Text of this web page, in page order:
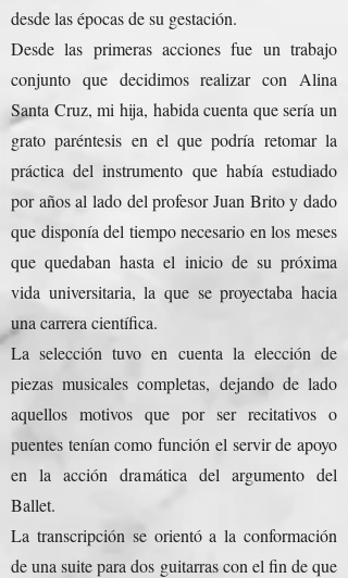
desde las épocas de su gestación.
Desde las primeras acciones fue un trabajo
conjunto que decidimos realizar con Alina
Santa Cruz, mi hija, habida cuenta que sería un
grato paréntesis en el que podría retomar la
práctica del instrumento que había estudiado
por años al lado del profesor Juan Brito y dado
que disponía del tiempo necesario en los meses
que quedaban hasta el inicio de su próxima
vida universitaria, la que se proyectaba hacia
una carrera científica.
La selección tuvo en cuenta la elección de
piezas musicales completas, dejando de lado
aquellos motivos que por ser recitativos o
puentes tenían como función el servir de apoyo
en la acción dramática del argumento del
Ballet.
La transcripción se orientó a la conformación
de una suite para dos guitarras con el fin de que